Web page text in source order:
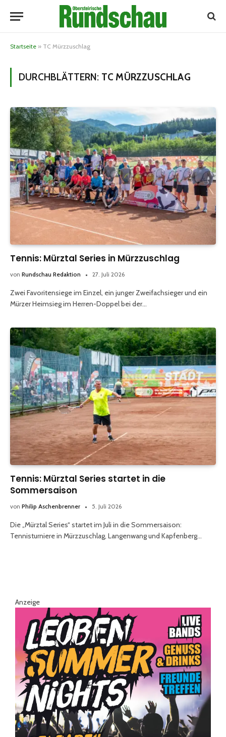
Startseite » TC Mürzzuschlag
DURCHBLÄTTERN: TC MÜRZZUSCHLAG
Tennis: Mürztal Series in Mürzzuschlag
von Rundschau Redaktion 27. Juli 2026
Zwei Favoritensiege im Einzel, ein junger Zweifachsieger und ein
Mürzer Heimsieg im Herren-Doppel bei der…
Tennis: Mürztal Series startet in die
Sommersaison
von Philip Aschenbrenner 5. Juli 2026
Die „Mürztal Series“ startet im Juli in die Sommersaison:
Tennisturniere in Mürzzuschlag, Langenwang und Kapfenberg…
Anzeige